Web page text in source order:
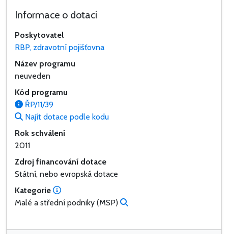
Informace o dotaci
Poskytovatel
RBP, zdravotní pojišťovna
Název programu
neuveden
Kód programu
ŘP/11/39
Najít dotace podle kodu
Rok schválení
2011
Zdroj financování dotace
Státní, nebo evropská dotace
Kategorie
Malé a střední podniky (MSP)